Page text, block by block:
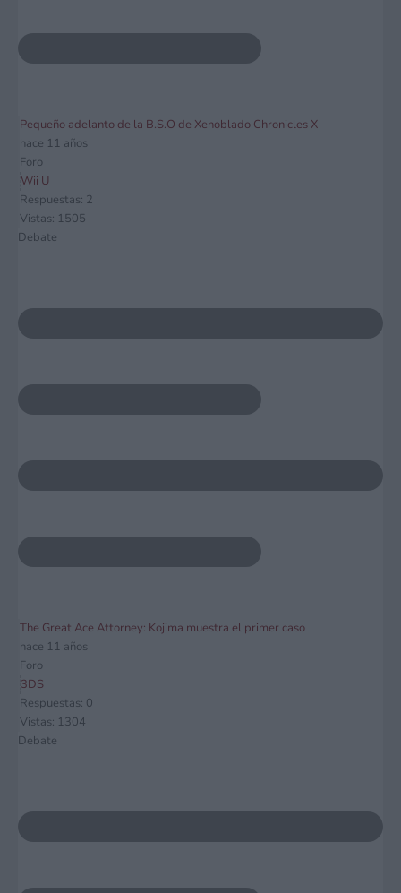
Pequeño adelanto de la B.S.O de Xenoblado Chronicles X
hace 11 años
Foro
Wii U
Respuestas: 2
Vistas: 1505
Debate
The Great Ace Attorney: Kojima muestra el primer caso
hace 11 años
Foro
3DS
Respuestas: 0
Vistas: 1304
Debate